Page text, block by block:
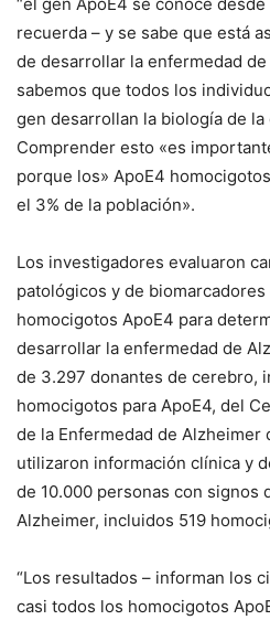
recuerda – y se sabe que está
de desarrollar la enfermedad
sabemos que todos los
gen desarrollan la biología de
Comprender esto «es
porque los» ApoE4
el 3% de la población».
Los investigadores evaluaron
patológicos y de
homocigotos ApoE4 para
desarrollar la enfermedad de
de 3.297 donantes de cerebro,
homocigotos para ApoE4, del
de la Enfermedad de Alzheimer
utilizaron información clínica y
de 10.000 personas con signos
Alzheimer, incluidos 519
“Los resultados – informan los
casi todos los homocigotos